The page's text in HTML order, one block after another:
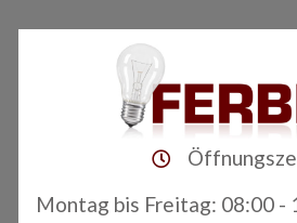
Montag bis Freitag: 08:00 -